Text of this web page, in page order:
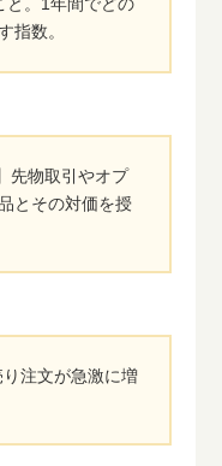
指数。
先物取引やオプ
とその対価を授
注文が急激に増